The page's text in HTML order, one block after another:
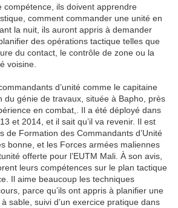
compétence, ils doivent apprendre
comment commander une unité en
la nuit, ils auront appris à demander
des opérations tactique telles que
du contact, le contrôle de zone ou la
voisine.
d’unité comme le capitaine
du génie de travaux, située à Bapho, près
en combat,. Il a été déployé dans
et 2014, et il sait qu’il va revenir. Il est
de Formation des Commandants d’Unité
bonne, et les Forces armées maliennes
offerte pour l’EUTM Mali. À son avis,
leurs compétences sur le plan tactique
Il aime beaucoup les techniques
parce qu’ils ont appris à planifier une
sable, suivi d’un exercice pratique dans